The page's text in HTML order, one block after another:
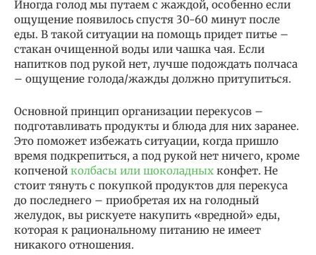
Иногда голод мы путаем с жаждой, особенно если
ощущение появилось спустя 30-60 минут после
еды. В такой ситуации на помощь придет питье –
стакан очищенной воды или чашка чая. Если
напитков под рукой нет, лучше подождать полчаса
– ощущение голода/жажды должно притупиться.
Основной принцип организации перекусов –
подготавливать продукты и блюда для них заранее.
Это поможет избежать ситуации, когда пришло
время подкрепиться, а под рукой нет ничего, кроме
копченой колбасы или шоколадных конфет. Не
стоит тянуть с покупкой продуктов для перекуса
до последнего – приобретая их на голодный
желудок, вы рискуете накупить «вредной» еды,
которая к рациональному питанию не имеет
никакого отношения.